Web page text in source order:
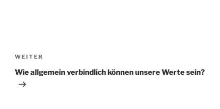
Nächster
Beitrag
WEITER
Wie allgemein verbindlich können unsere Werte sein?